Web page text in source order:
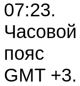
07:23.
Часовой
пояс
GMT +3.